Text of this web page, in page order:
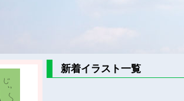
新着イラスト一覧